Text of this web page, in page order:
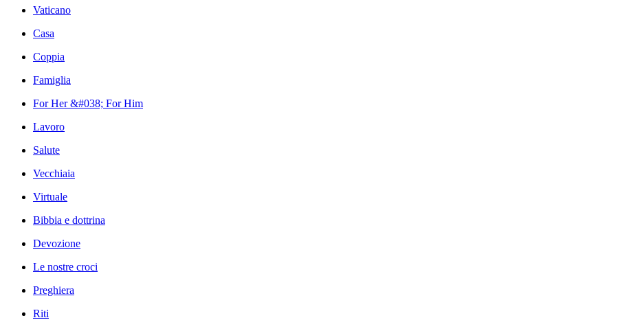
Vaticano
Casa
Coppia
Famiglia
For Her &#038; For Him
Lavoro
Salute
Vecchiaia
Virtuale
Bibbia e dottrina
Devozione
Le nostre croci
Preghiera
Riti